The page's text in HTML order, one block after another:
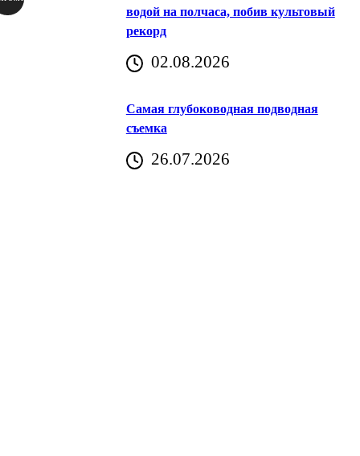
водой на полчаса, побив культовый
рекорд
02.08.2026
Самая глубоководная подводная
съемка
26.07.2026